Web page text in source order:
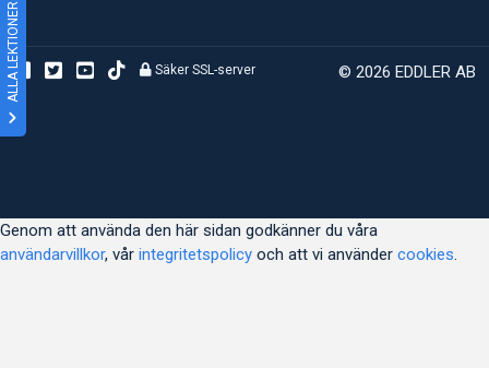
ALLA LEKTIONER © 2026 EDDLER AB
Säker SSL-server
Genom att använda den här sidan godkänner du våra
användarvillkor, vår integritetspolicy och att vi använder cookies.